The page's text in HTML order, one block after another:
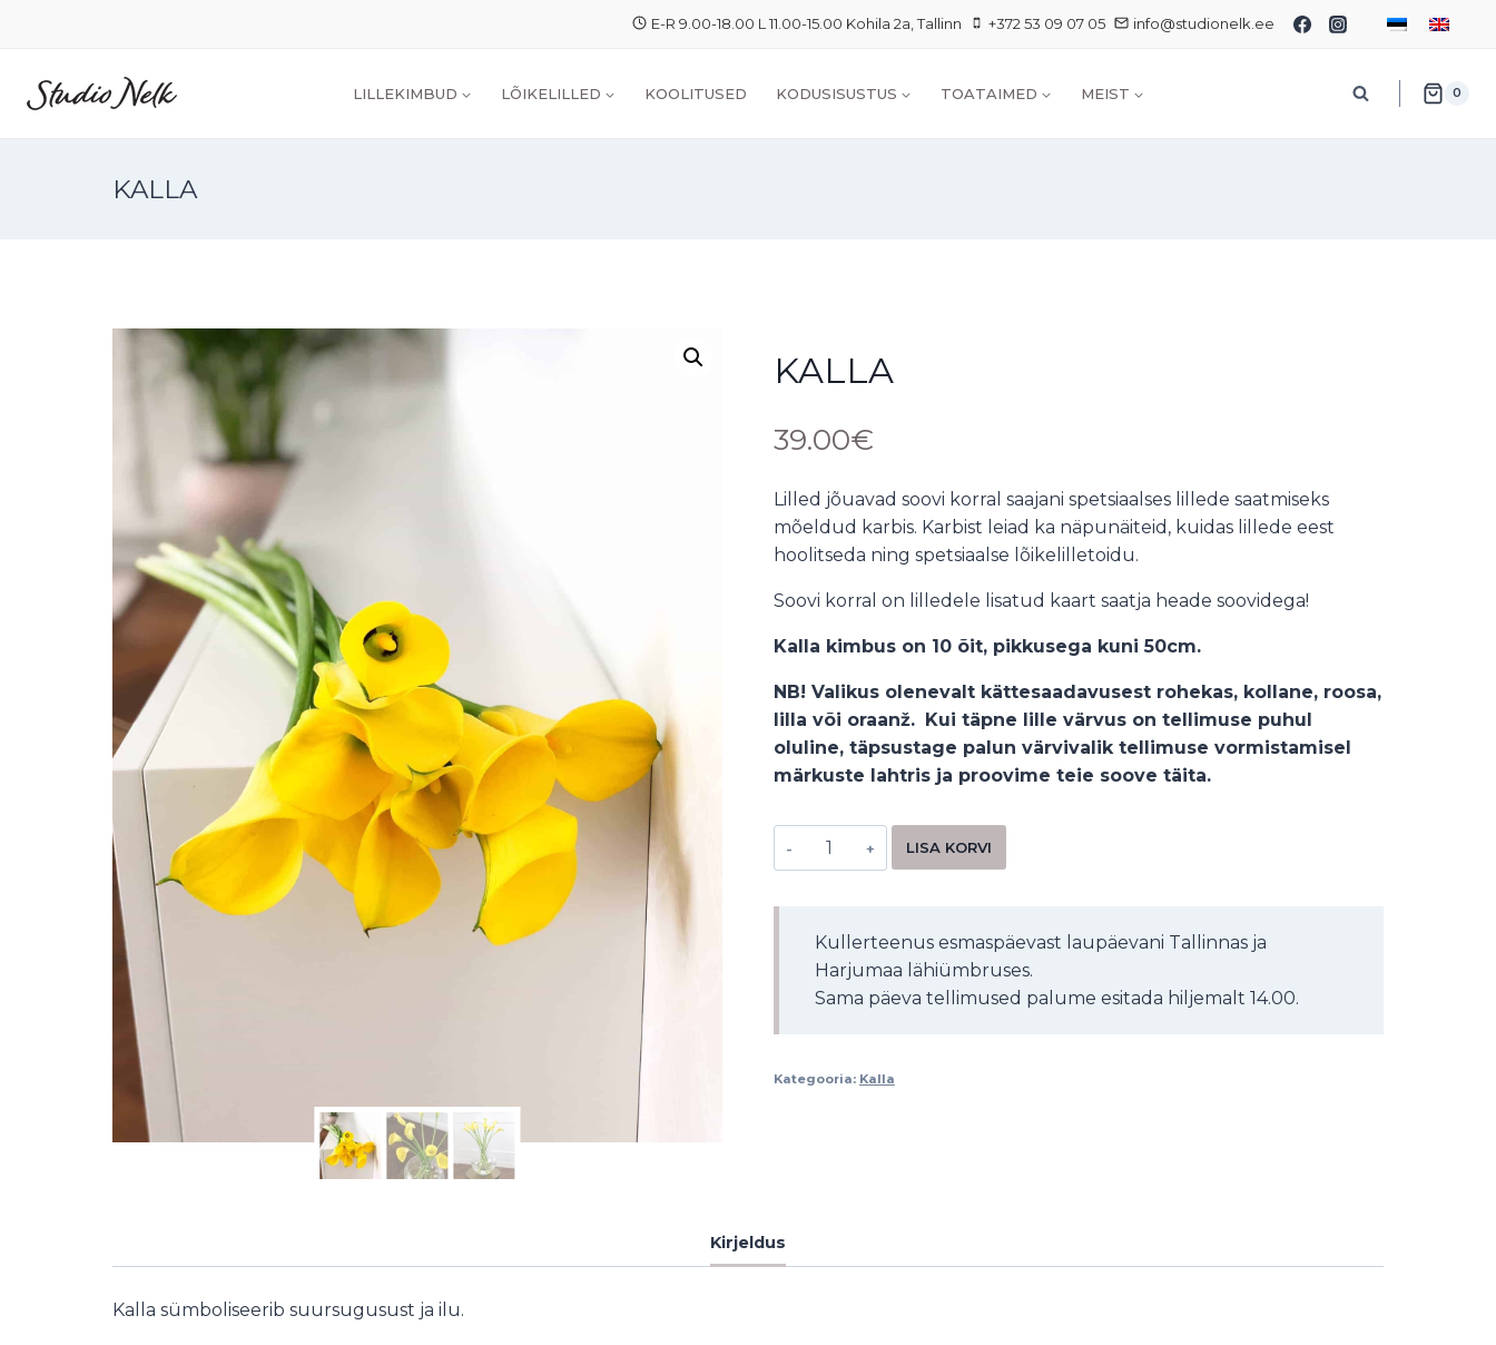
E-R 9.00-18.00 L 11.00-15.00 Kohila 2a, Tallinn +372 53 09 07 05 info@studionelk.ee
LILLEKIMBUD LÕIKELILLED KOOLITUSED KODUSISUSTUS TOATAIMED MEIST 0
KALLA
KALLA
39.00€
Lilled jõuavad soovi korral saajani spetsiaalses lillede saatmiseks
mõeldud karbis. Karbist leiad ka näpunäiteid, kuidas lillede eest
hoolitseda ning spetsiaalse lõikelilletoidu.
Soovi korral on lilledele lisatud kaart saatja heade soovidega!
Kalla kimbus on 10 õit, pikkusega kuni 50cm.
NB! Valikus olenevalt kättesaadavusestrohekas, kollane, roosa,
lilla või oraanž. Kui täpne lille värvus on tellimuse puhul
oluline, täpsustage palun värvivalik tellimuse vormistamisel
märkuste lahtris ja proovime teie soove täita.
LISA KORVI
Kullerteenus esmaspäevast laupäevani Tallinnas ja
Harjumaa lähiümbruses.
Sama päeva tellimused palume esitada hiljemalt 14.00.
Kategooria: Kalla
Kirjeldus
Kalla sümboliseerib suursugusust ja ilu.